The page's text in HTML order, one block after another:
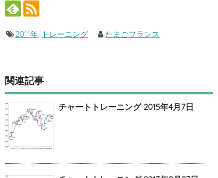
2011年, トレーニング たまごフランス
関連記事
チャートトレーニング 2015年4月7日